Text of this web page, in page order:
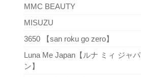
MMC BEAUTY
MISUZU
3650 【san roku go zero】
Luna Me Japan【ルナ ミィ ジャパ
ン】